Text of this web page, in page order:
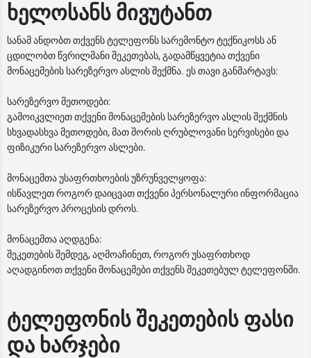
ხელოსანს მივუტანთ
სანამ ანდობთ თქვენს ტელეფონს სარემონტო ტექნიკოსს ან
ცდილობთ წვრილმანი შეკეთებას, გადამწყვეტია თქვენი
მონაცემების სარეზერვო ასლის შექმნა. ეს თავი განმარტავს:
სარეზერვო მეთოდები:
გამოიკვლიეთ თქვენი მონაცემების სარეზერვო ასლის შექმნის
სხვადასხვა მეთოდები, მათ შორის ღრუბლოვანი სერვისები და
ფიზიკური სარეზერვო ასლები.
მონაცემთა უსაფრთხოების უზრუნველყოფა:
ისწავლეთ როგორ დაიცვათ თქვენი პერსონალური ინფორმაცია
სარეზერვო პროცესის დროს.
მონაცემთა აღდგენა:
შეკეთების შემდეგ, აღმოაჩინეთ, როგორ უსაფრთხოდ
აღადგინოთ თქვენი მონაცემები თქვენს შეკეთებულ ტელეფონში.
ტელეფონის შეკეთების ფასი
და ხარჯები